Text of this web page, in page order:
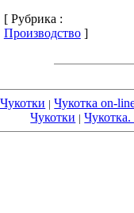
[ Рубрика :
Производство]
| Чукотка on-
Чукотки | Чукотка.